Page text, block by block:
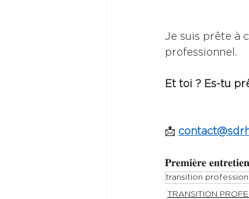
Je suis prête à
professionnel.
Et toi ? Es-tu
📩
𝐏𝐫𝐞𝐦𝐢𝐞̀𝐫𝐞
transition
TRANSITION